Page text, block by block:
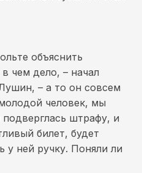
объяснить
чем дело, – начал
– а то он совсем
человек, мы
штрафу, и
билет, будет
у ней ручку. Поняли ли